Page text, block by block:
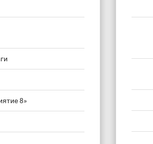
8»